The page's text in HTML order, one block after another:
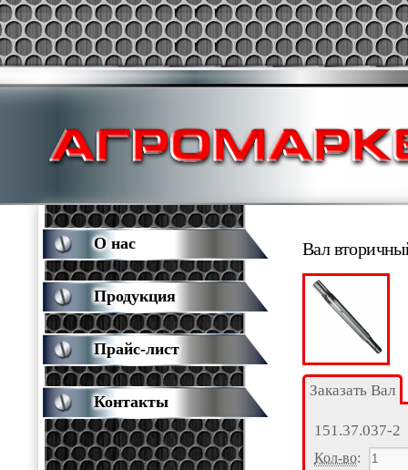
Вал
Заказать Вал
151.37.037-2
Кол-во:
О нас
Продукция
Прайс-лист
Контакты